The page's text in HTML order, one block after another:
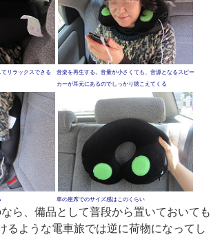
リラックスできる
音楽を再生する。音量が小さくても、音源となるスピー
カーが耳元にあるのでしっかり聴こえてくる
車の座席でのサイズ感はこのくらい
ら、備品として普段から置いておいても
るような電車旅では逆に荷物になってし